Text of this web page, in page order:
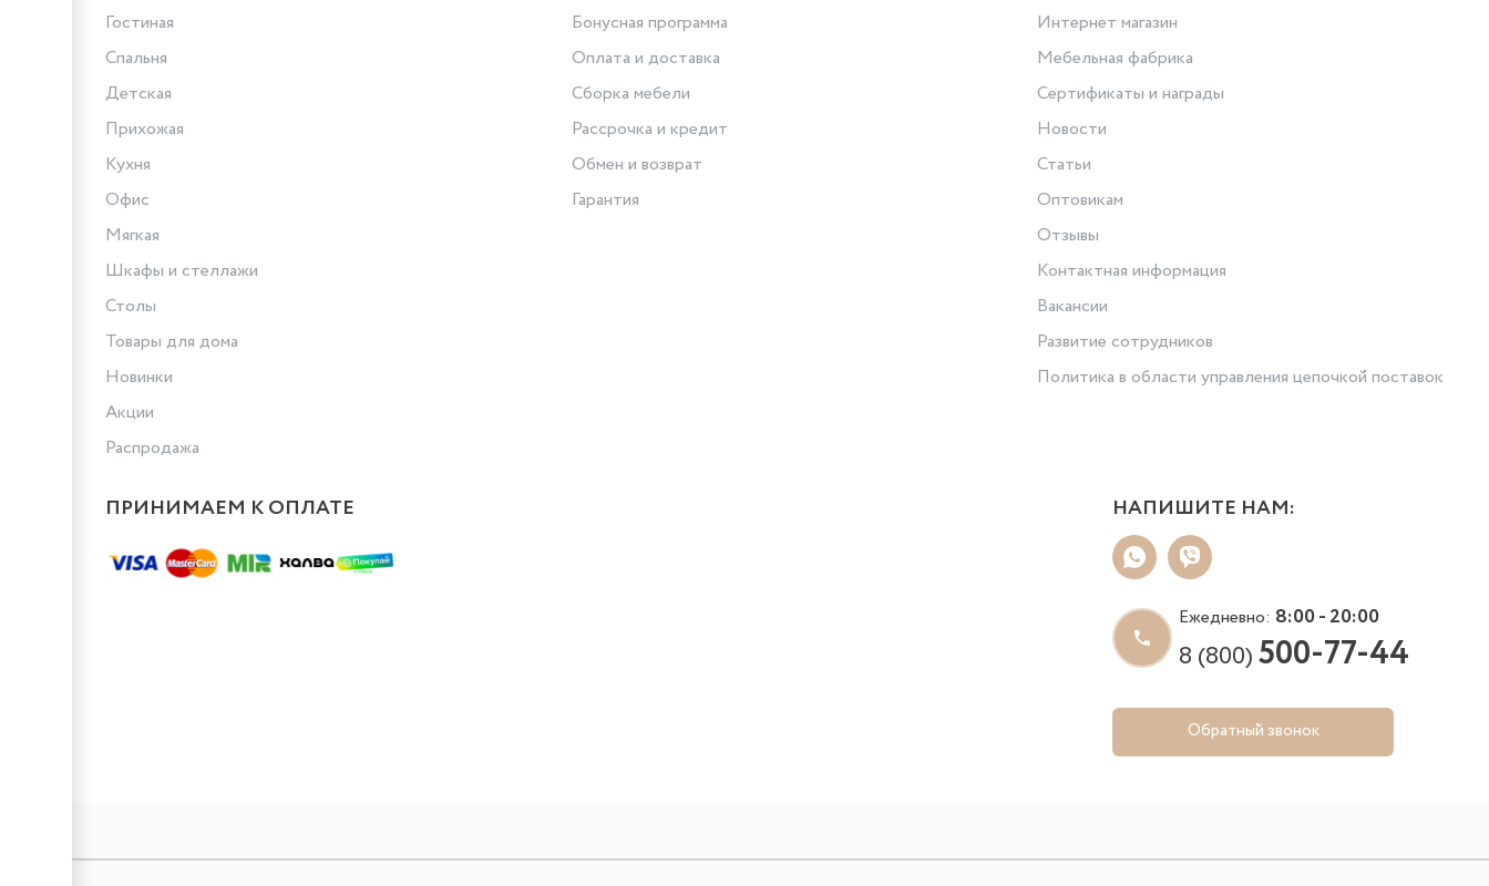
Гостиная
Спальня
Детская
Прихожая
Кухня
Офис
Мягкая
Шкафы и стеллажи
Столы
Товары для дома
Новинки
Акции
Распродажа
Бонусная программа
Оплата и доставка
Сборка мебели
Рассрочка и кредит
Обмен и возврат
Гарантия
Интернет магазин
Мебельная фабрика
Сертификаты и награды
Новости
Статьи
Оптовикам
Отзывы
Контактная информация
Вакансии
Развитие сотрудников
Политика в области управления цепочкой поставок
ПРИНИМАЕМ К ОПЛАТЕ НАПИШИТЕ НАМ:
Ежедневно: 8:00 - 20:00
8 (800)500-77-44
Обратный звонок